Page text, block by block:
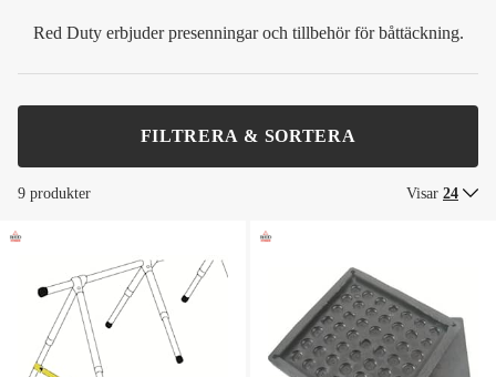
Red Duty erbjuder presenningar och tillbehör för båttäckning.
FILTRERA & SORTERA
9 produkter Visar 24